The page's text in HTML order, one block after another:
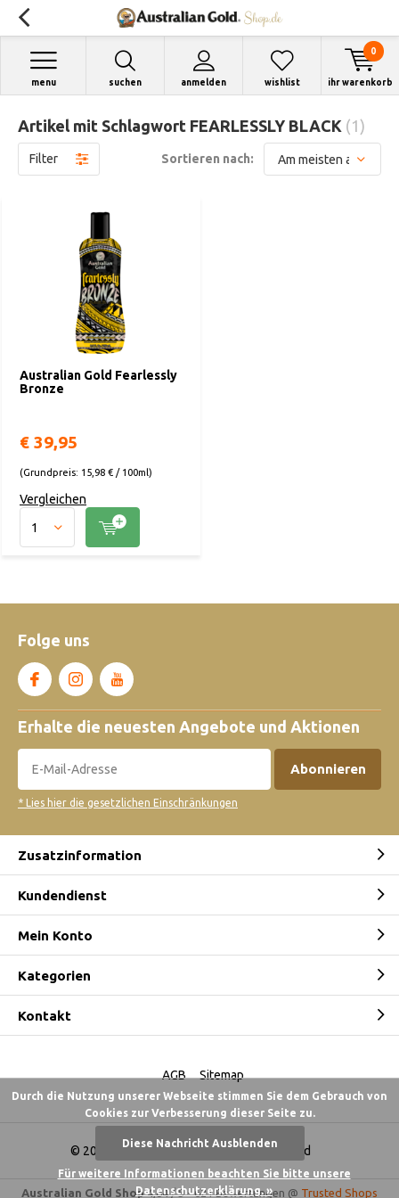
suchen anmelden
menu wishlist ihr warenkorb
0
Artikel mit Schlagwort FEARLESSLY BLACK (1)
Filter Sortieren nach:
Australian Gold Fearlessly
Bronze
€ 39,95
(Grundpreis: 15,98 € / 100ml)
Vergleichen
Folge uns
Erhalte die neuesten Angebote und Aktionen
Abonnieren
* Lies hier die gesetzlichen Einschränkungen
Zusatzinformation
Kundendienst
Mein Konto
Kategorien
Kontakt
© 2026 - Australian Gold Shop Deutschland
AGB Sitemap
Australian Gold Shop 4,84/5-621Bewertungen @ Trusted Shops
Durch die Nutzung unserer Webseite stimmen Sie dem Gebrauch von
Cookies zur Verbesserung dieser Seite zu.
Diese Nachricht Ausblenden
Für weitere Informationen beachten Sie bitte unsere
Datenschutzerklärung. »